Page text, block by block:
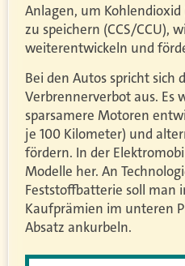
Anlagen, um
zu speichern (CCS/CCU),
weiterentwickeln und
Bei den Autos spricht sich
Verbrennerverbot aus. Es
sparsamere Motoren
je 100 Kilometer) und
fördern. In der
Modelle her. An
Feststoffbatterie soll man
Kaufprämien im unteren
Absatz ankurbeln.